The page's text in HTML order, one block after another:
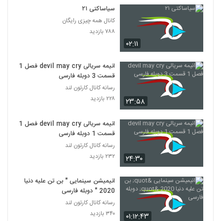
گرینچ Grinch
Shrek
۵۴۷ بازدید
انیمیشن‌ سینمایی شرک 2 (دوبله ی فارسی)
۴۵۷ بازدید
57
انیمیشن‌ سینمایی شرک 3 (دوبله ی فارسی)
shrek
shrek
۶۰۱ بازدید
انیمیشن سینمایی مولان ۱ (دوبله ی فارسی)
۳۲۹ بازدید
۰۲:۱۱
سیاساکتی ۲۱
کانال همه چیزی رایگان
۷۸۸ بازدید
۲۳:۵۸
انیمه سریالی devil may cry فصل 1
قسمت 3 دوبله فارسی
رسانه کانال کارتون لند
۲۲۸ بازدید
۲۴:۳۰
انیمه سریالی devil may cry فصل 1
قسمت 1 دوبله فارسی
رسانه کانال کارتون لند
۲۳۲ بازدید
۰۱:۱۲:۴۳
انیمیشن سینمایی " بن تن علیه دنیا
2020 " دوبله فارسی
رسانه کانال کارتون لند
۳۴۰ بازدید